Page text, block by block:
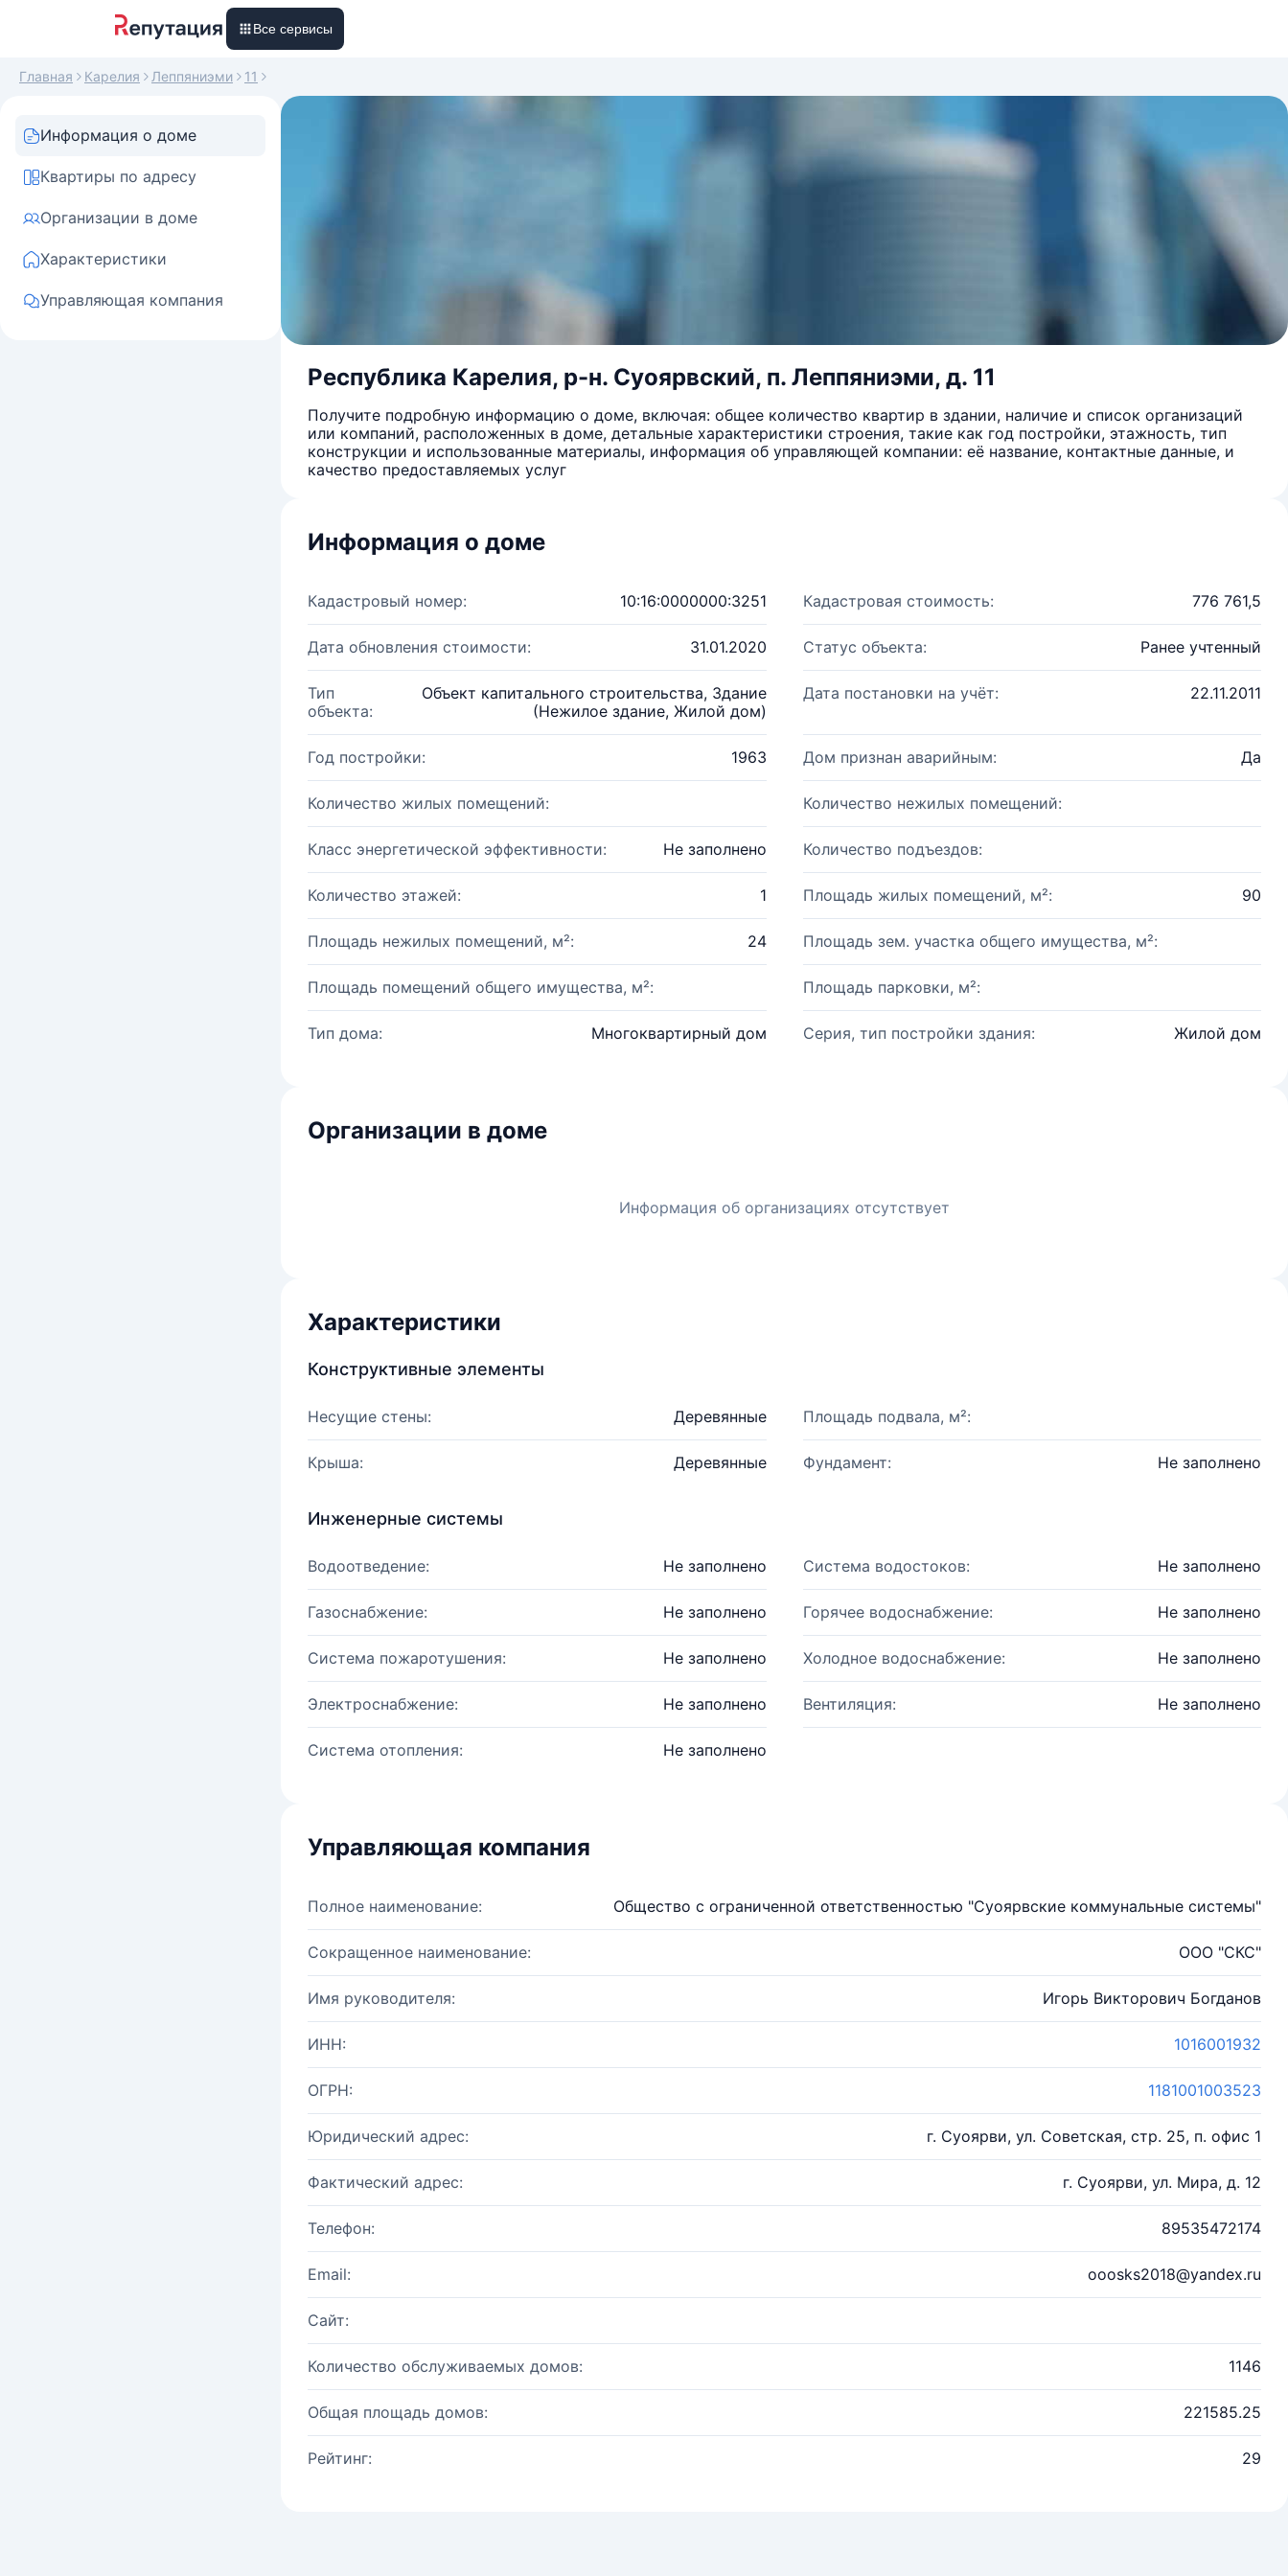
Все сервисы
Главная Карелия Леппяниэми 11
Информация о доме
Квартиры по адресу
Организации в доме
Характеристики
Управляющая компания
Республика Карелия, р-н. Суоярвский, п. Леппяниэми, д. 11
Получите подробную информацию о доме, включая: общее количество квартир в здании, наличие и список организаций
или компаний, расположенных в доме, детальные характеристики строения, такие как год постройки, этажность, тип
конструкции и использованные материалы, информация об управляющей компании: её название, контактные данные, и
качество предоставляемых услуг
Информация о доме
Кадастровый номер: 10:16:0000000:3251 Кадастровая стоимость: 776 761,5
Дата обновления стоимости: 31.01.2020 Статус объекта: Ранее учтенный
Тип
объекта:
Объект капитального строительства, Здание
(Нежилое здание, Жилой дом)
Дата постановки на учёт: 22.11.2011
Год постройки: 1963 Дом признан аварийным: Да
Количество жилых помещений: Количество нежилых помещений:
Класс энергетической эффективности: Не заполнено Количество подъездов:
Количество этажей: 1 Площадь жилых помещений, м²: 90
Площадь нежилых помещений, м²: 24 Площадь зем. участка общего имущества, м²:
Площадь помещений общего имущества, м²: Площадь парковки, м²:
Тип дома: Многоквартирный дом Серия, тип постройки здания: Жилой дом
Организации в доме
Информация об организациях отсутствует
Характеристики
Конструктивные элементы
Несущие стены: Деревянные Площадь подвала, м²:
Крыша: Деревянные Фундамент: Не заполнено
Инженерные системы
Водоотведение: Не заполнено Система водостоков: Не заполнено
Газоснабжение: Не заполнено Горячее водоснабжение: Не заполнено
Система пожаротушения: Не заполнено Холодное водоснабжение: Не заполнено
Электроснабжение: Не заполнено Вентиляция: Не заполнено
Система отопления: Не заполнено
Управляющая компания
Полное наименование: Общество с ограниченной ответственностью "Суоярвские коммунальные системы"
Сокращенное наименование: ООО "СКС"
Имя руководителя: Игорь Викторович Богданов
ИНН: 1016001932
ОГРН: 1181001003523
Юридический адрес: г. Суоярви, ул. Советская, стр. 25, п. офис 1
Фактический адрес: г. Суоярви, ул. Мира, д. 12
Телефон: 89535472174
Email: ooosks2018@yandex.ru
Сайт:
Количество обслуживаемых домов: 1146
Общая площадь домов: 221585.25
Рейтинг: 29